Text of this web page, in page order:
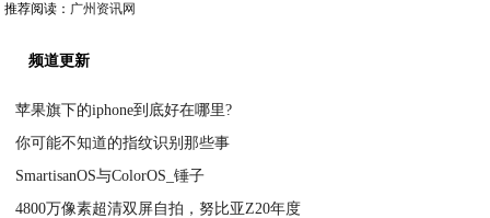
推荐阅读： 广州资讯网
频道更新
苹果旗下的iphone到底好在哪里?
你可能不知道的指纹识别那些事
SmartisanOS与ColorOS_锤子
4800万像素超清双屏自拍，努比亚Z20年度